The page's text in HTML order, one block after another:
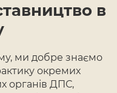
в
ми добре знаємо
окремих
органів ДПС,